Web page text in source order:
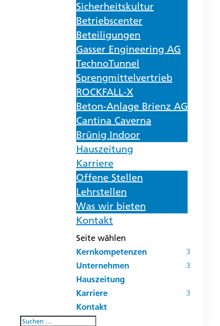
Sicherheitskultur
Betriebscenter
Beteiligungen
Gasser Engineering AG
TechnoTunnel
Sprengmittelvertrieb
ROCKFALL-X
Beton-Anlage Brienz AG
Cantina Caverna
Brünig Indoor
Hauszeitung
Karriere
Offene Stellen
Lehrstellen
Was wir bieten
Kontakt
Seite wählen
Kernkompetenzen
Unternehmen
Hauszeitung
Karriere
Kontakt